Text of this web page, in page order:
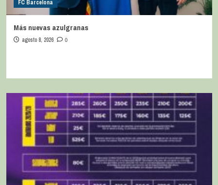
FC Barcelona
Más nuevas azulgranas
agosto 8, 2026 0